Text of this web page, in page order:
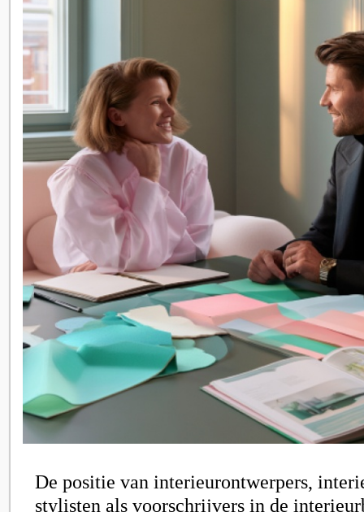
De positie van interieurontwerpers,
stylisten als voorschrijvers in de